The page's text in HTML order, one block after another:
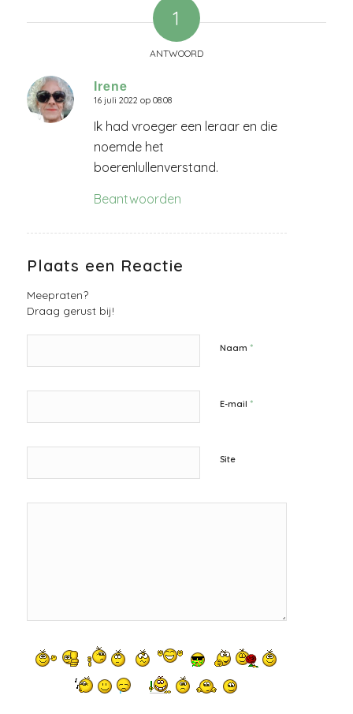
1
ANTWOORD
Irene
zegt:
16 juli 2022 op 08:08
Ik had vroeger een leraar en die
noemde het
boerenlullenverstand.
Beantwoorden
Plaats een Reactie
Meepraten?
Draag gerust bij!
Naam *
E-mail *
Site